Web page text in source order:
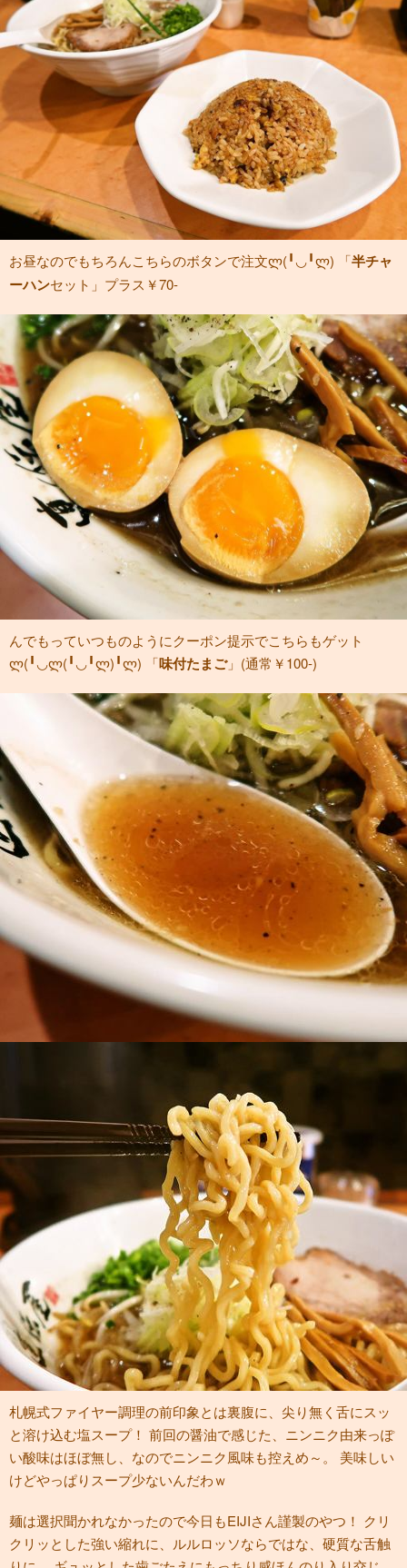
お昼なのでもちろんこちらのボタンで注文ლ(╹◡╹ლ) 「半チャ
ーハンセット」プラス￥70-
んでもっていつものようにクーポン提示でこちらもゲット
ლ(╹◡ლ(╹◡╹ლ)╹ლ) 「味付たまご」(通常￥100-)
札幌式ファイヤー調理の前印象とは裏腹に、尖り無く舌にスッ
と溶け込む塩スープ！ 前回の醤油で感じた、ニンニク由来っぽ
い酸味はほぼ無し、なのでニンニク風味も控えめ～。 美味しい
けどやっぱりスープ少ないんだわｗ
麺は選択聞かれなかったので今日もEIJIさん謹製のやつ！ クリ
クリッとした強い縮れに、ルルロッソならではな、硬質な舌触